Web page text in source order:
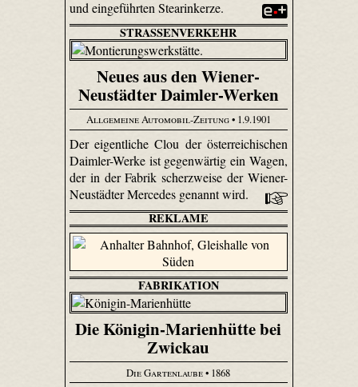
und eingeführten Stearinkerze.
STRASSENVERKEHR
Neues aus den Wiener-
Neustädter Daimler-Werken
Allgemeine Automobil-Zeitung• 1.9.1901
Der eigentliche Clou der österreichischen
Daimler-Werke ist gegenwärtig ein Wagen,
der in der Fabrik scherz­weise der Wiener-
Neustädter Mercedes genannt wird.
REKLAME
FABRIKATION
Die Königin-Marienhütte bei
Zwickau
Die Gartenlaube• 1868